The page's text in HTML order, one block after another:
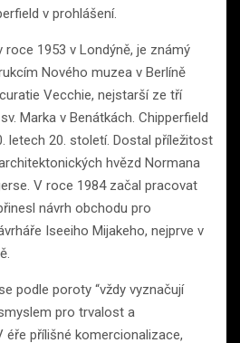
v prohlášení.
roce 1953 v Londýně, je známý
Nového muzea v Berlíně
Vecchie, nejstarší ze tří
Marka v Benátkách. Chipperfield
letech 20. století. Dostal příležitost
hvězd Normana
V roce 1984 začal pracovat
návrh obchodu pro
Iseeiho Mijakeho, nejprve v
podle poroty “vždy vyznačují
pro trvalost a
éře přílišné komercionalizace,